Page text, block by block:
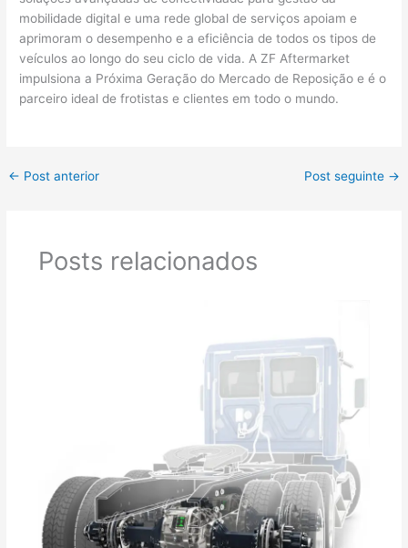
mobilidade digital e uma rede global de serviços apoiam e
aprimoram o desempenho e a eficiência de todos os tipos de
veículos ao longo do seu ciclo de vida. A ZF Aftermarket
impulsiona a Próxima Geração do Mercado de Reposição e é o
parceiro ideal de frotistas e clientes em todo o mundo.
← Post anterior Post seguinte →
Posts relacionados